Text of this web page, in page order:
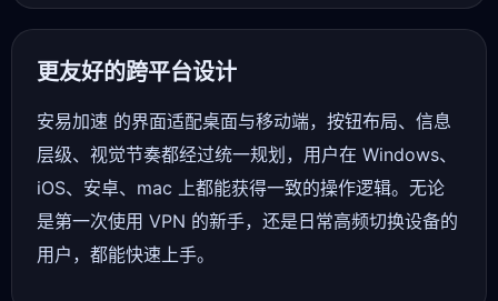
更友好的跨平台设计
安易加速 的界面适配桌面与移动端，按钮布局、信息
层级、视觉节奏都经过统一规划，用户在 Windows、
iOS、安卓、mac 上都能获得一致的操作逻辑。无论
是第一次使用 VPN 的新手，还是日常高频切换设备的
用户，都能快速上手。